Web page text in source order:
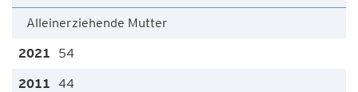
Alleinerziehende Mutter
54
44